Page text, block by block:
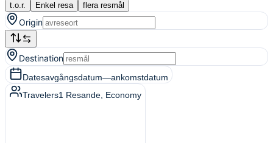
t.o.r.
Enkel resa flera resmål
Origin
Destination
Datesavgångsdatum—ankomstdatum
Travelers1 Resande , Economy